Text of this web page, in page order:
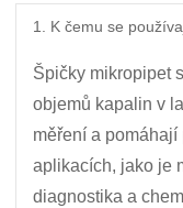
1. K čemu se
Špičky mikropipet
objemů kapalin v
měření a
aplikacích, jako je
diagnostika a